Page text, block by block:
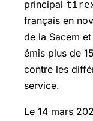
principal
français en
de la Sacem et
émis plus de
contre les
service.
Le 14 mars